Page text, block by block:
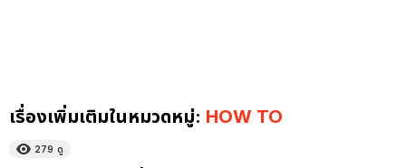
เรื่องเพิ่มเติมในหมวดหมู่: HOW TO
279 ดู